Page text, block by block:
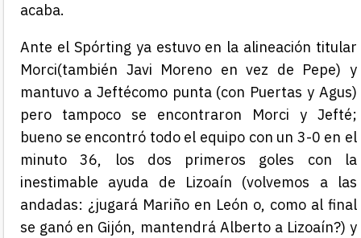
acaba.
Ante el Spórting ya estuvo en la alineación titular
Morci(también Javi Moreno en vez de Pepe) y
mantuvo a Jeftécomo punta (con Puertas y Agus)
pero tampoco se encontraron Morci y Jefté;
bueno se encontró todo el equipo con un 3-0 en el
minuto 36, los dos primeros goles con la
inestimable ayuda de Lizoaín (volvemos a las
andadas: ¿jugará Mariño en León o, como al final
se ganó en Gijón, mantendrá Alberto a Lizoaín?) y